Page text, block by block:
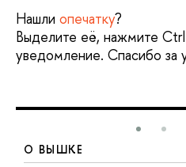
Нашли опечатку?
Выделите её, нажмите
уведомление. Спасибо за
О ВЫШКЕ